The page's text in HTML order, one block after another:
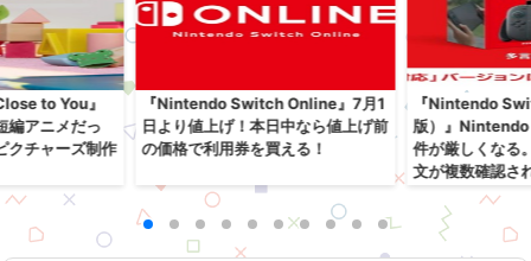
to You』
編アニメだっ
クチャーズ制作
『Nintendo Switch Online』7月1
日より値上げ！本日中なら値上げ前
の価格で利用券を買える！
『Nintendo
版）』
件が厳しくなる
文が複数確認さ